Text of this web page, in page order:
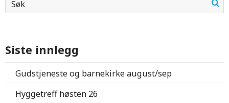
Siste innlegg
Gudstjeneste og barnekirke august/sep
Hyggetreff høsten 26